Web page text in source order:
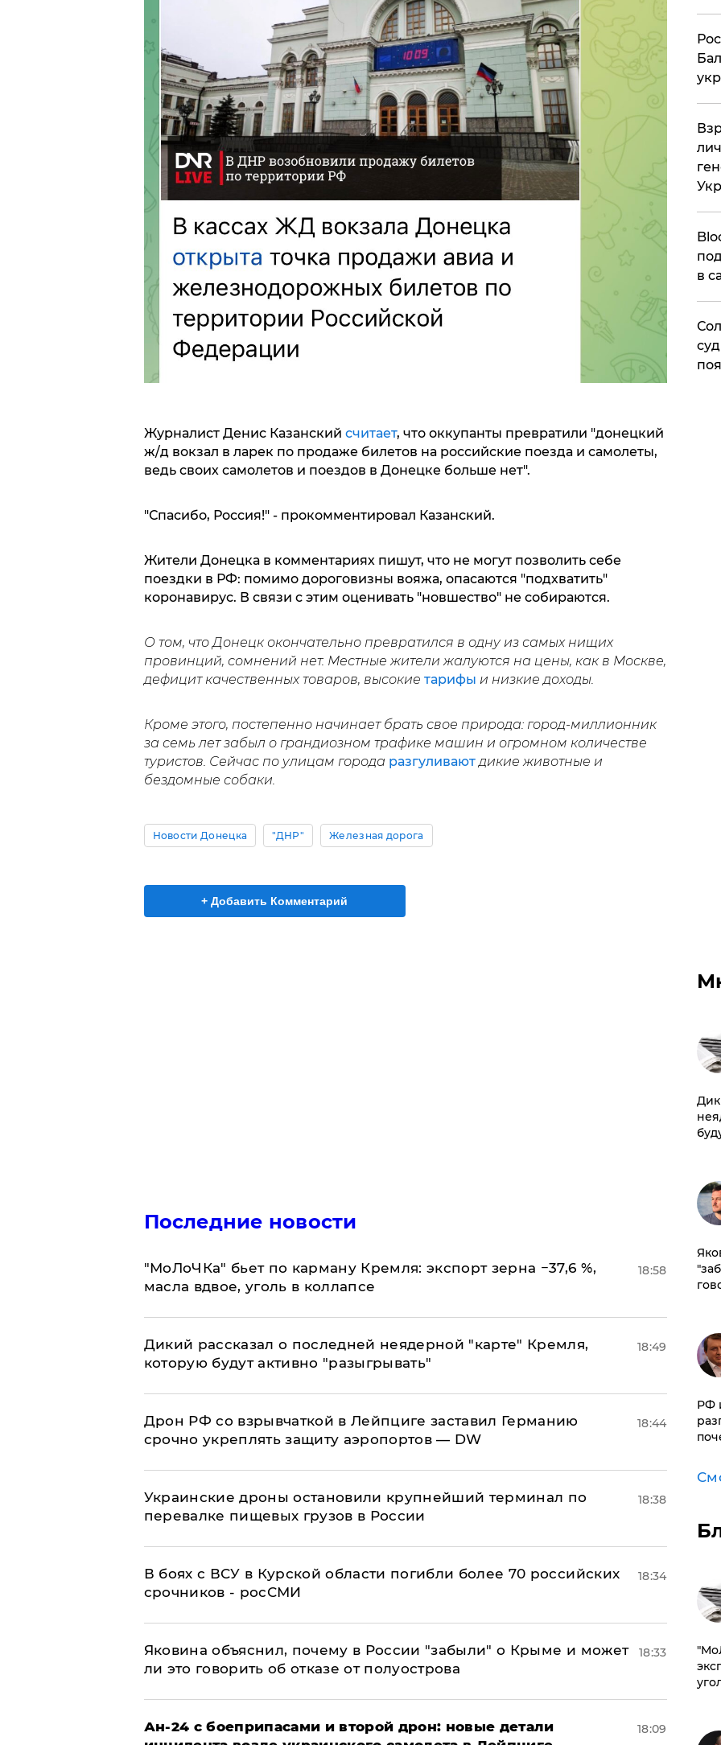
Журналист Денис Казанский считает, что оккупанты превратили "донецкий
ж/д вокзал в ларек по продаже билетов на российские поезда и самолеты,
ведь своих самолетов и поездов в Донецке больше нет".
"Спасибо, Россия!" - прокомментировал Казанский.
Жители Донецка в комментариях пишут, что не могут позволить себе
поездки в РФ: помимо дороговизны вояжа, опасаются "подхватить"
коронавирус. В связи с этим оценивать "новшество" не собираются.
О том, что Донецк окончательно превратился в одну из самых нищих
провинций, сомнений нет. Местные жители жалуются на цены, как в Москве,
дефицит качественных товаров, высокие тарифы и низкие доходы.
Кроме этого, постепенно начинает брать свое природа: город-миллионник
за семь лет забыл о грандиозном трафике машин и огромном количестве
туристов. Сейчас по улицам города разгуливаютдикие животные и
бездомные собаки.
Новости Донецка "ДНР" Железная дорога
+ Добавить Комментарий
Последние новости
​"МоЛоЧКа" бьет по карману Кремля: экспорт зерна −37,6 %,
масла вдвое, уголь в коллапсе
18:58
Дикий рассказал о последней неядерной "карте" Кремля,
которую будут активно "разыгрывать"
18:49
​Дрон РФ со взрывчаткой в Лейпциге заставил Германию
срочно укреплять защиту аэропортов — DW
18:44
Украинские дроны остановили крупнейший терминал по
перевалке пищевых грузов в России
18:38
В боях с ВСУ в Курской области погибли более 70 российских
срочников - росСМИ
18:34
Яковина объяснил, почему в России "забыли" о Крыме и может
ли это говорить об отказе от полуострова
18:33
Ан-24 с боеприпасами и второй дрон: новые детали
18:09
в
РФ